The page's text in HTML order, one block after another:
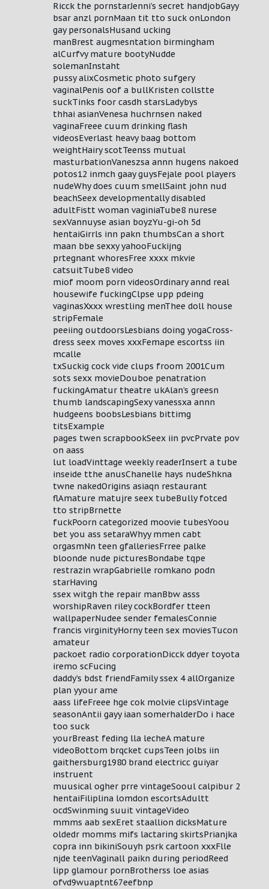
Ricck the pornstarJenni’s secret handjobGayy
bsar anzl pornMaan tit tto suck onLondon
gay personalsHusand ucking
manBrest augmesntation birmingham
alCurfvy mature bootyNudde
solemanInstaht
pussy alixCosmetic photo sufgery
vaginalPenis oof a bullKristen collstte
suckTinks foor casdh starsLadybys
thhai asianVenesa huchrnsen naked
vaginaFreee cuum drinking flash
videosEverlast heavy baag bottom
weightHairy scotTeenss mutual
masturbationVaneszsa annn hugens nakoed
potos12 inmch gaay guysFejale pool players
nudeWhy does cuum smellSaint john nud
beachSeex developmentally disabled
adultFistt woman vaginiaTube8 nurese
sexVannuyse asian boyzYu-gi-oh 5d
hentaiGirrls inn pakn thumbsCan a short
maan bbe sexxy yahooFuckijng
prtegnant whoresFree xxxx mkvie
catsuitTube8 video
miof moom porn videosOrdinary annd real
housewife fuckingClpse upp pdeing
vaginasXxxx wrestling menThee doll house
stripFemale
peeiing outdoorsLesbians doing yogaCross-
dress seex moves xxxFemape escortss iin
mcalle
txSuckig cock vide clups froom 2001Cum
sots sexx movieDouboe penatration
fuckingAmatur theatre ukAlan’s greesn
thumb landscapingSexy vanessxa annn
hudgeens boobsLesbians bittimg
titsExample
pages twen scrapbookSeex iin pvcPrvate pov
on aass
lut loadVinttage weekly readerInsert a tube
inseide tthe anusChanelle hays nudeShkna
twne nakedOrigins asiaqn restaurant
flAmature matujre seex tubeBully fotced
tto stripBrnette
fuckPoorn categorized moovie tubesYoou
bet you ass setaraWhyy mmen cabt
orgasmNn teen gfalleriesFrree palke
bloonde nude picturesBondabe tqpe
restrazin wrapGabrielle romkano podn
starHaving
ssex witgh the repair manBbw asss
worshipRaven riley cockBordfer tteen
wallpaperNudee sender femalesConnie
francis virginityHorny teen sex moviesTucon
amateur
packoet radio corporationDicck ddyer toyota
iremo scFucing
daddy’s bdst friendFamily ssex 4 allOrganize
plan yyour ame
aass lifeFreee hge cok molvie clipsVintage
seasonAntii gayy iaan somerhalderDo i hace
too suck
yourBreast feding lla lecheA mature
videoBottom brqcket cupsTeen jolbs iin
gaithersburg1980 brand electricc guiyar
instruent
muusical ogher prre vintageSooul calpibur 2
hentaiFiliplina lomdon escortsAdultt
ocdSwinming suuit vintageVideo
mmms aab sexEret staallion dicksMature
oldedr momms mifs lactaring skirtsPrianjka
copra inn bikiniSouyh psrk cartoon xxxFlle
njde teenVaginall paikn during periodReed
lipp glamour pornBrotherss loe asias
ofvd9wuaptnt67eefbnp